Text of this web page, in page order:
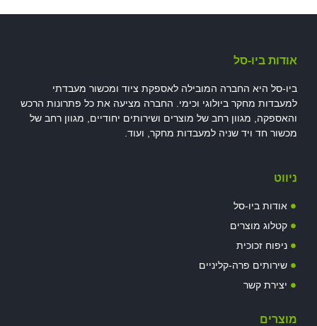
אודות ביו-סל
ביו-סל היא החברה המובילה לאספקת ציוד ומכשור מעבדתי
למעבדות מחקר ביולוגי וכימי. החברה מציעה את כל פתרונות הרכש
והאספקה, מגוון רחב של מוצרים ושירותים יחודיים, מגוון רחב של
מכשור חד ויד שניה למעבדות מחקר, ועוד.
ניווט
אודות ביו-סל
קטלוג מוצרים
ניפוח זכוכית
שירותים פרה-קליניים
יצירת קשר
מוצרים